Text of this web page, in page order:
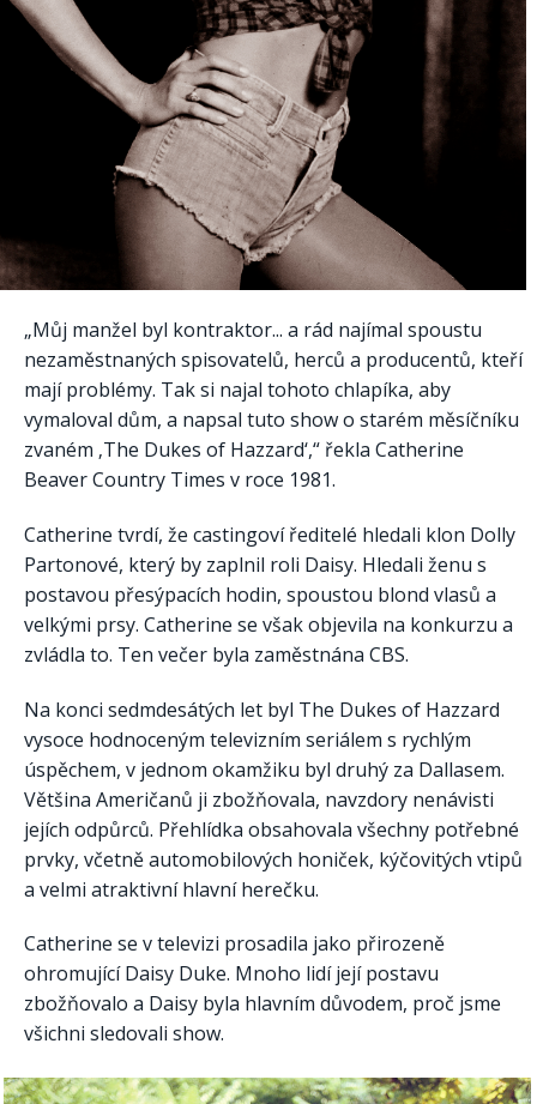
„Můj manžel byl kontraktor... a rád najímal spoustu
nezaměstnaných spisovatelů, herců a producentů, kteří
mají problémy. Tak si najal tohoto chlapíka, aby
vymaloval dům, a napsal tuto show o starém měsíčníku
zvaném ‚The Dukes of Hazzard‘,“ řekla Catherine
Beaver Country Times v roce 1981.
Catherine tvrdí, že castingoví ředitelé hledali klon Dolly
Partonové, který by zaplnil roli Daisy. Hledali ženu s
postavou přesýpacích hodin, spoustou blond vlasů a
velkými prsy. Catherine se však objevila na konkurzu a
zvládla to. Ten večer byla zaměstnána CBS.
Na konci sedmdesátých let byl The Dukes of Hazzard
vysoce hodnoceným televizním seriálem s rychlým
úspěchem, v jednom okamžiku byl druhý za Dallasem.
Většina Američanů ji zbožňovala, navzdory nenávisti
jejích odpůrců. Přehlídka obsahovala všechny potřebné
prvky, včetně automobilových honiček, kýčovitých vtipů
a velmi atraktivní hlavní herečku.
Catherine se v televizi prosadila jako přirozeně
ohromující Daisy Duke. Mnoho lidí její postavu
zbožňovalo a Daisy byla hlavním důvodem, proč jsme
všichni sledovali show.